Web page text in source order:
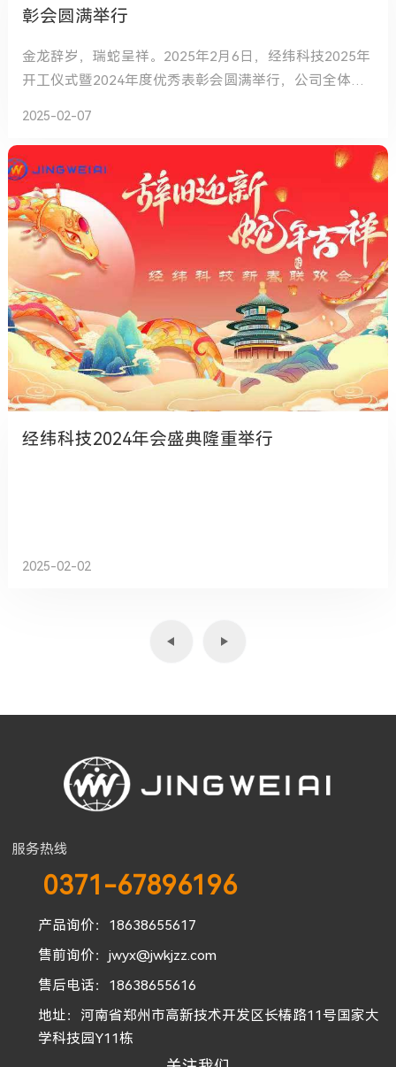
彰会圆满举行
金龙辞岁，瑞蛇呈祥。2025年2月6日，经纬科技2025年
开工仪式暨2024年度优秀表彰会圆满举行，公司全体员
2025-02-07
经纬科技2024年会盛典隆重举行
2025-02-02
服务热线
0371-67896196
产品询价：18638655617
售前询价：jwyx@jwkjzz.com
售后电话：18638655616
地址：河南省郑州市高新技术开发区长椿路11号国家大
学科技园Y11栋